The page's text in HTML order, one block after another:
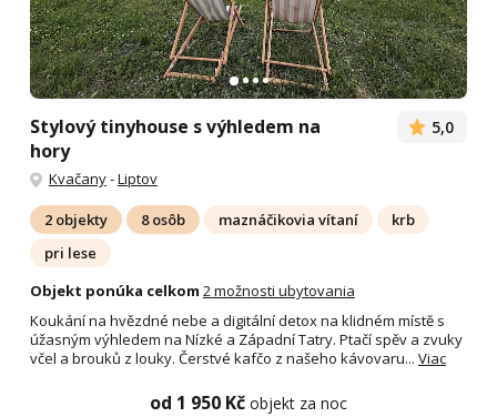
Stylový tinyhouse s výhledem na
hory
5,0
Kvačany-Liptov
2 objekty 8 osôb maznáčikovia vítaní
krb
pri lese
Objekt ponúka celkom 2 možnosti ubytovania
Koukání na hvězdné nebe a digitální detox na klidném místě s
úžasným výhledem na Nízké a Západní Tatry. Ptačí spěv a zvuky
včel a brouků z louky. Čerstvé kafčo z našeho kávovaru... Viac
od 1 950 Kč objekt za noc